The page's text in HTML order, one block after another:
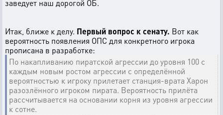
заведует наш дорогой ОБ.
Итак, ближе к делу. Первый вопрос к сенату. Вот как
вероятность появления ОПС для конкретного игрока
прописана в разработке:
По накапливанию пиратской агрессии до уровня 100 с
каждым новым ростом агрессии с определённой
вероятностью к игроку прилетает станция-врата Харон
разозлённого игроком пирата. Вероятность прилёта
рассчитывается на основании корня из уровня агрессии
к сотне.